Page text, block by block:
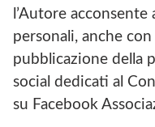
l’Autore
personali, anche
pubblicazione della
social dedicati al
su Facebook